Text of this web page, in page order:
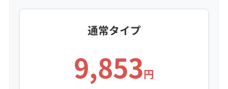
年末年始対応
防カビ・抗菌 消臭処理 防汚コーティング
通常タイプ
9,853円